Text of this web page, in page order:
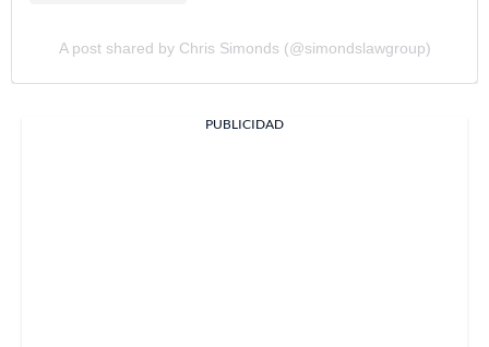
A post shared by Chris Simonds (@simondslawgroup)
PUBLICIDAD